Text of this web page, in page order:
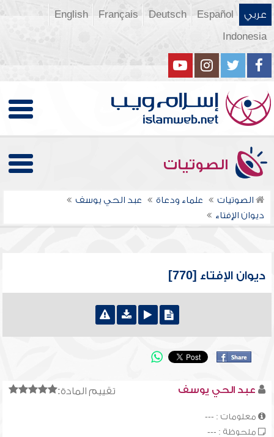
عربي Español
Deutsch
Français
English
Indonesia
الصوتيات
الصوتيات علماء ودعاة
عبد الحي يوسف
ديوان الإفتاء
ديوان الإفتاء [770]
تقييم المادة: عبد الحي يوسف
معلومات : ---
ملحوظة : ---